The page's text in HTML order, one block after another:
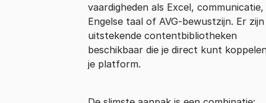
vaardigheden als Excel, communicatie,
Engelse taal of AVG-bewustzijn. Er zijn
uitstekende contentbibliotheken
beschikbaar die je direct kunt
je platform.